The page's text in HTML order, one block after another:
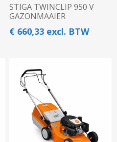
STIGA TWINCLIP 950 V
GAZONMAAIER
€ 660,33 excl. BTW